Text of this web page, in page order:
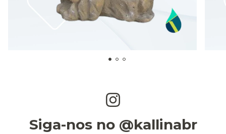
Siga-nos no @kallinabr